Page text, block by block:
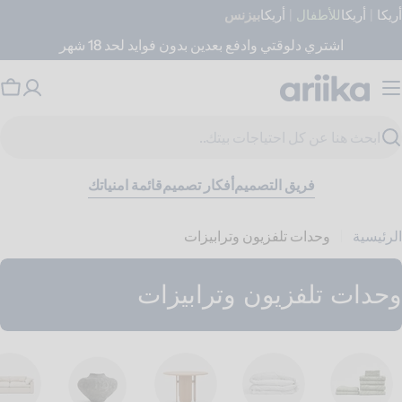
تجاوز
المحتوى
أريكا أريكا للأطفال أريكا بيزنس
اشتري دلوقتي وادفع بعدين بدون فوايد لحد 18 شهر
بحث
فريق التصميم أفكار تصميمقائمة امنياتك
الرئيسية وحدات تلفزيون وترابيزات
م
ج
وحدات تلفزيون وترابيزات